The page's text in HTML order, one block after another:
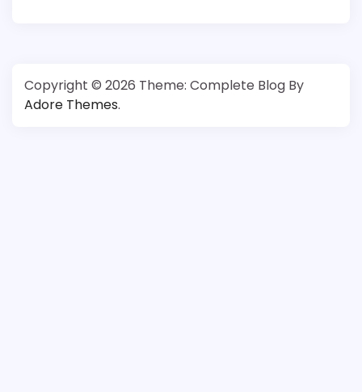
Copyright © 2026 Theme: Complete Blog By
Adore Themes.